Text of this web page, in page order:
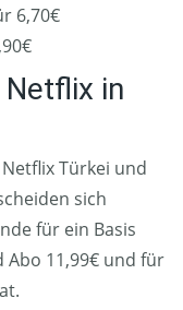
6,70€
in
Türkei und
sich
für ein Basis
Abo 11,99€ und für